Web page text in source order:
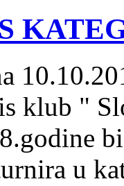
klub "
u